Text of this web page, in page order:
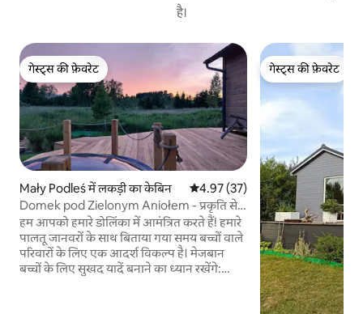
है।
गेस्ट्स की फ़ेवरेट
गेस्ट्स की फ़ेवरेट
Mały Podleś में लकड़ी का केबिन औसत रेटिंग 5 में से 4.97, 37 समीक्षाएँ
4.97 (37)
Domek pod Zielonym Aniołem - प्रकृति से
घिरा हुआ
हम आपको हमारे डोलिंका में आमंत्रित करते हैं! हमारे
पालतू जानवरों के साथ बिताया गया समय बच्चों वाले
परिवारों के लिए एक आदर्श विकल्प है। मेजबान
बच्चों के लिए सुखद यादें बनाने का ध्यान रखेंगे:
गेस्ट्स की फ़ेवरेट
गेस्ट्स की फ़ेवरेट